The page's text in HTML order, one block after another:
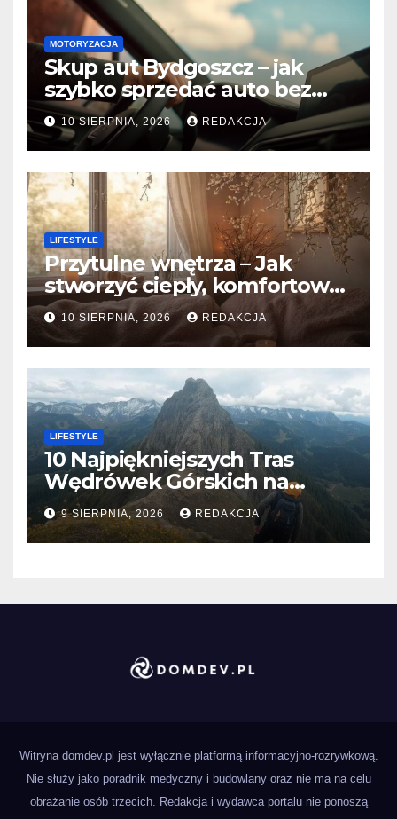
MOTORYZACJA
Skup aut Bydgoszcz – jak
szybko sprzedać auto bez
względu na stan?
10 SIERPNIA, 2026 REDAKCJA
LIFESTYLE
Przytulne wnętrza – Jak
stworzyć ciepły, komfortowy
dom?
10 SIERPNIA, 2026 REDAKCJA
LIFESTYLE
10 Najpiękniejszych Tras
Wędrówek Górskich na
Świecie
9 SIERPNIA, 2026 REDAKCJA
Witryna domdev.pl jest wyłącznie platformą informacyjno-rozrywkową.
Nie służy jako poradnik medyczny i budowlany oraz nie ma na celu
obrażanie osób trzecich. Redakcja i wydawca portalu nie ponoszą